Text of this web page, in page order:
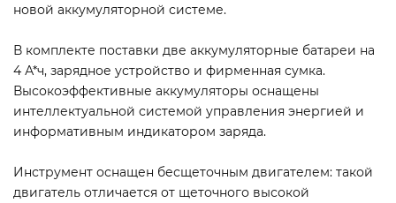
новой аккумуляторной системе.
В комплекте поставки две аккумуляторные батареи на
4 А*ч, зарядное устройство и фирменная сумка.
Высокоэффективные аккумуляторы оснащены
интеллектуальной системой управления энергией и
информативным индикатором заряда.
Инструмент оснащен бесщеточным двигателем: такой
двигатель отличается от щеточного высокой